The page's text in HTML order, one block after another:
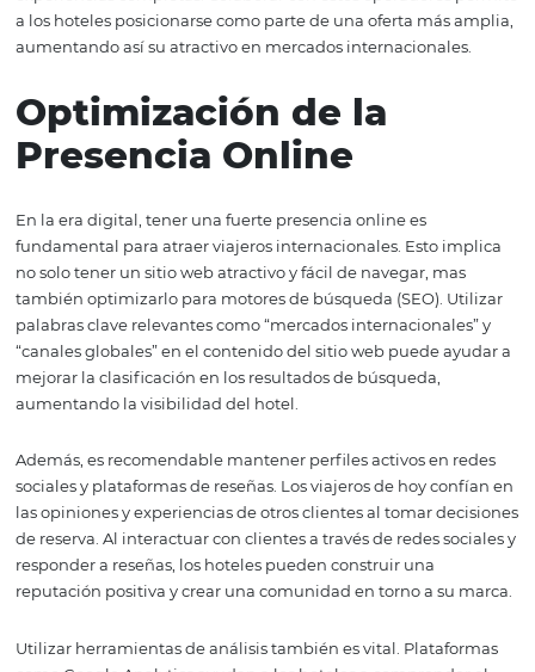
Por otro lado, las agencias de viajes en línea (OTAs) han
transformado la forma en que los consumidores buscan
ofrecen a los viajeros la oportunidad de comparar
reseñas, lo que les ayuda a tomar decisiones
hoteles que se asocian con estas OTAs pueden
altas o eventos especiales.
Además, los operadores turísticos pueden ofrecer
atractivos que incluyen alojamiento, transporte y
que puede ser un gran atractivo para los turistas que
experiencias completas. Colaborar con estos
aumentando así su atractivo en mercados
Optimización de la
Presencia Online
En la era digital, tener una fuerte presencia online es